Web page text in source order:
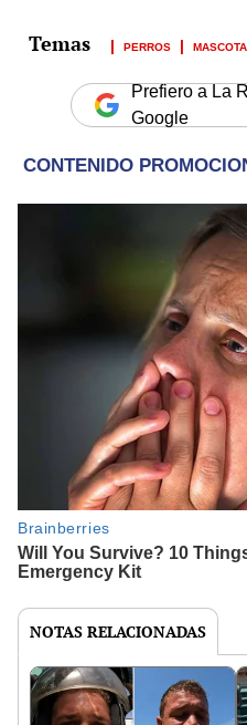
PERROS
Prefiero a La
Google
NOTAS RELACIONADAS